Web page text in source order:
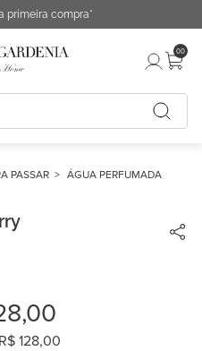
primeira compra*
00
PASSAR
ÁGUA PERFUMADA
,00
R$ 128,00
1 º
fronha
º
6º